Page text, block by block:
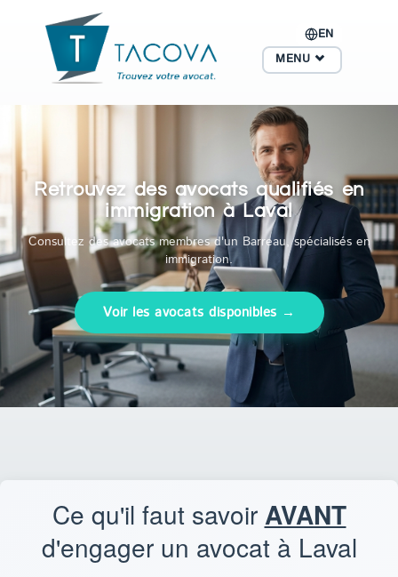
EN
MENU
Retrouvez des avocats qualifiés en
immigration à Laval
Consultez des avocats membres d'un Barreau, spécialisés en
immigration.
Voir les avocats disponibles →
Ce qu'il faut savoir AVANT
d'engager un avocat à Laval